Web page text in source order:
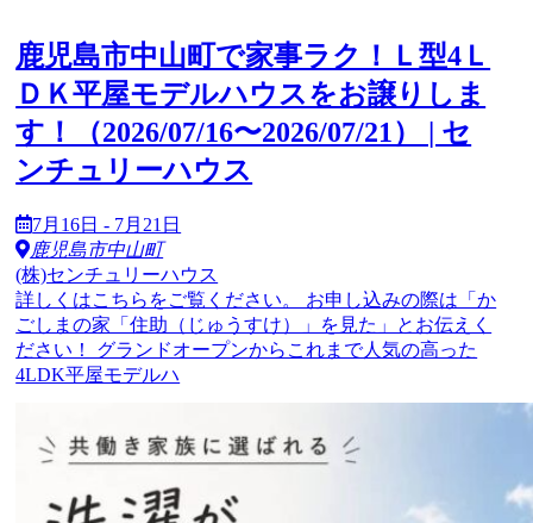
鹿児島市中山町で家事ラク！Ｌ型4Ｌ
ＤＫ平屋モデルハウスをお譲りしま
す！（2026/07/16〜2026/07/21） | セ
ンチュリーハウス
7月16日 - 7月21日
鹿児島市中山町
(株)センチュリーハウス
詳しくはこちらをご覧ください。 お申し込みの際は「か
ごしまの家「住助（じゅうすけ）」を見た」とお伝えく
ださい！ グランドオープンからこれまで人気の高った
4LDK平屋モデルハ